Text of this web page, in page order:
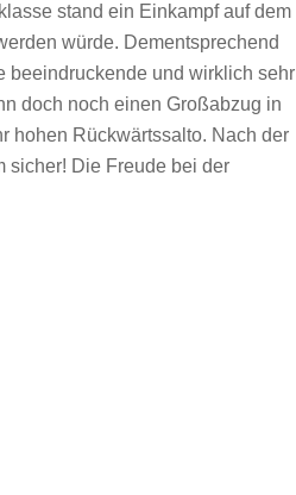
stand ein Einkampf auf dem
würde. Dementsprechend
beeindruckende und wirklich sehr
doch noch einen Großabzug in
hohen Rückwärtssalto. Nach der
sicher! Die Freude bei der